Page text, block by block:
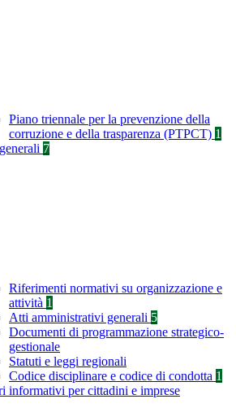
Piano triennale per la prevenzione della
corruzione e della trasparenza (PTPCT) 1
7
Riferimenti normativi su organizzazione e
attività 1
Atti amministrativi generali 5
Documenti di programmazione strategico-
gestionale
Statuti e leggi regionali
Codice disciplinare e codice di condotta 1
informativi per cittadini e imprese